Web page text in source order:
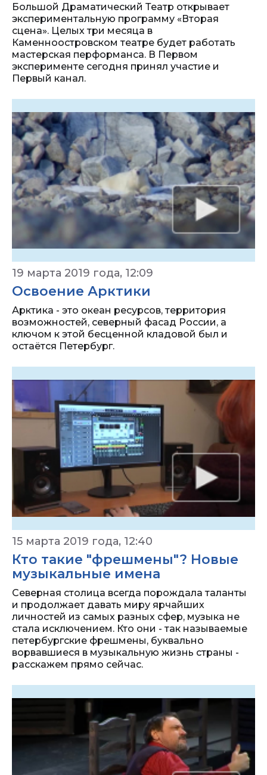
Большой Драматический Театр открывает
экспериментальную программу «Вторая
сцена». Целых три месяца в
Каменноостровском театре будет работать
мастерская перформанса. В Первом
эксперименте сегодня принял участие и
Первый канал.
19 марта 2019 года, 12:09
Освоение Арктики
Арктика - это океан ресурсов, территория
возможностей, северный фасад России, а
ключом к этой бесценной кладовой был и
остаётся Петербург.
15 марта 2019 года, 12:40
Кто такие "фрешмены"? Новые
музыкальные имена
Северная столица всегда порождала таланты
и продолжает давать миру ярчайших
личностей из самых разных сфер, музыка не
стала исключением. Кто они - так называемые
петербургские фрешмены, буквально
ворвавшиеся в музыкальную жизнь страны -
расскажем прямо сейчас.